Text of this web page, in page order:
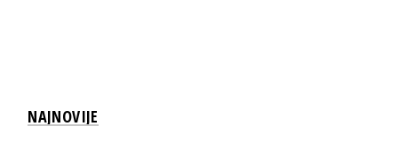
NAJNOVIJE